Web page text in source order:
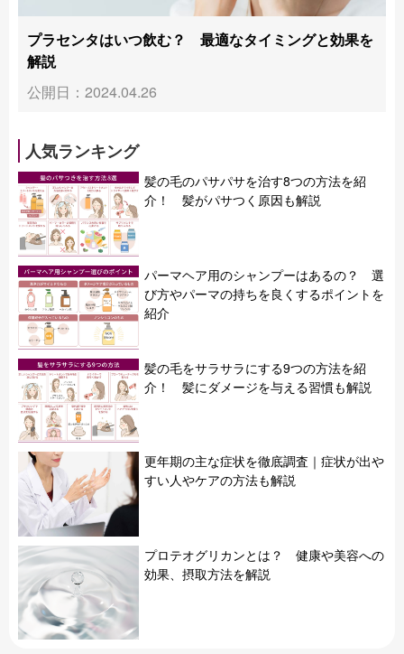
プラセンタはいつ飲む？ 最適なタイミングと効果を
解説
公開日：2024.04.26
人気ランキング
髪の毛のパサパサを治す8つの方法を紹
介！ 髪がパサつく原因も解説
パーマヘア用のシャンプーはあるの？ 選
び方やパーマの持ちを良くするポイントを
紹介
髪の毛をサラサラにする9つの方法を紹
介！ 髪にダメージを与える習慣も解説
更年期の主な症状を徹底調査｜症状が出や
すい人やケアの方法も解説
プロテオグリカンとは？ 健康や美容への
効果、摂取方法を解説